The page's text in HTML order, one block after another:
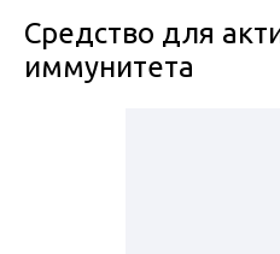
Средство для
иммунитета